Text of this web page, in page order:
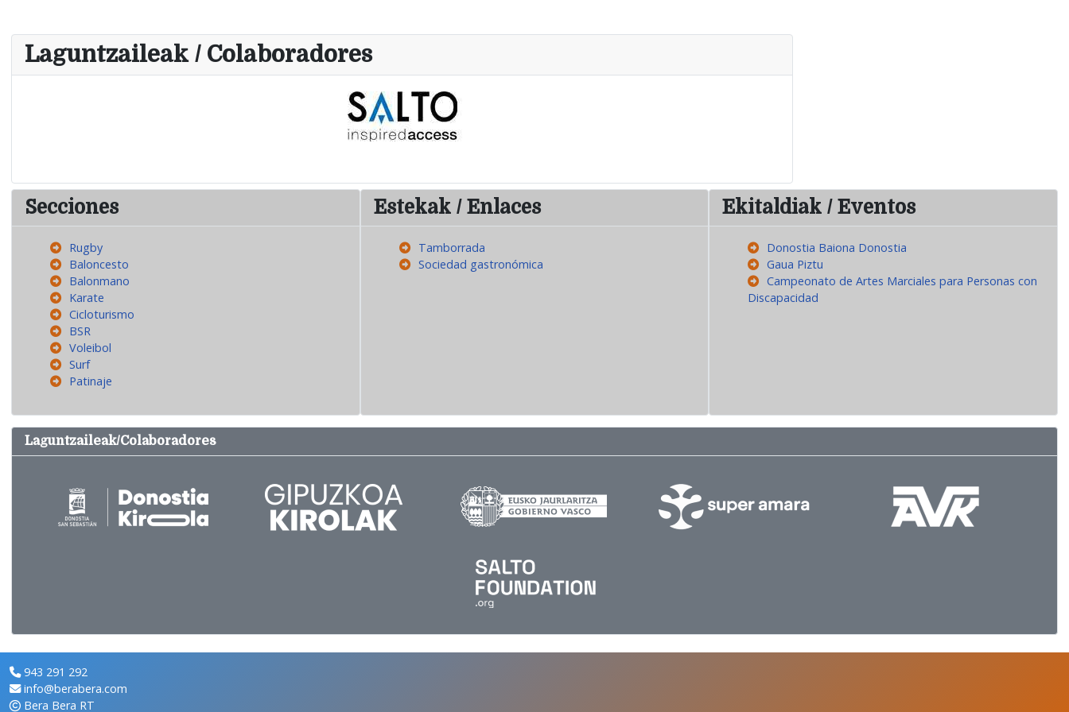
Laguntzaileak / Colaboradores
Secciones
Rugby
Baloncesto
Balonmano
Karate
Cicloturismo
BSR
Voleibol
Surf
Patinaje
Estekak / Enlaces
Tamborrada
Sociedad gastronómica
Ekitaldiak / Eventos
Donostia Baiona Donostia
Gaua Piztu
Campeonato de Artes Marciales para Personas con
Discapacidad
Laguntzaileak/Colaboradores
943 291 292
info@berabera.com
Bera Bera RT